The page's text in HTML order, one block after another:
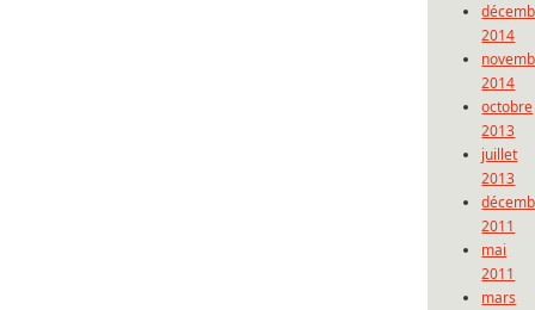
2014
2014
octobre
2013
juillet
2013
2011
mai
2011
mars